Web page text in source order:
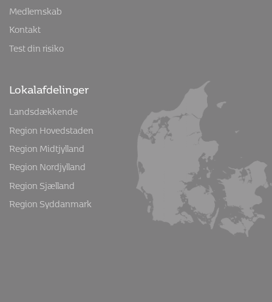
Medlemskab
Kontakt
Test din risiko
Lokalafdelinger
Landsdækkende
Region Hovedstaden
Region Midtjylland
Region Nordjylland
Region Sjælland
Region Syddanmark